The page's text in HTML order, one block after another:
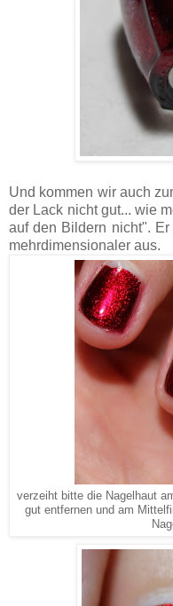
Und kommen wir auch
der Lack nicht gut... wie
auf den Bildern nicht".
mehrdimensionaler aus.
verzeiht bitte die Nagelhaut
gut entfernen und am